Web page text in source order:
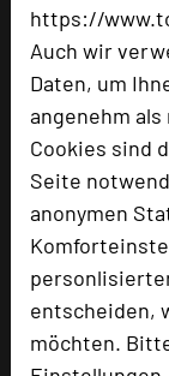
https://
Auch wir
Daten, um
angenehm
Cookies sind
Seite
anonymen
entscheiden,
möchten.
zur
Hoteldaten
Max.
U-Form